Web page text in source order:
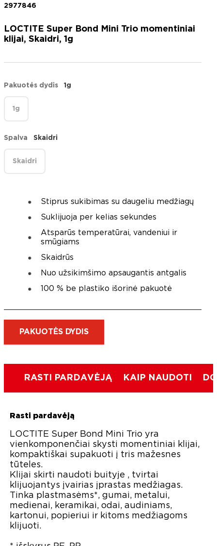
2977846
LOCTITE Super Bond Mini Trio momentiniai
klijai, Skaidri, 1g
Pakuotės dydis 1g
1g
Spalva Skaidri
Skaidri
Stiprus sukibimas su daugeliu medžiagų
Suklijuoja per kelias sekundes
Atsparūs temperatūrai, vandeniui ir
smūgiams
Skaidrūs
Nuo užsikimšimo apsaugantis antgalis
100 % be plastiko išorinė pakuotė
PAKUOTĖS DYDIS
RASTI PARDAVĖJĄ KAIP NAUDOTI
Rasti pardavėją
LOCTITE Super Bond Mini Trio yra
vienkomponenčiai skysti momentiniai klijai,
kompaktiškai supakuoti į tris mažesnes
tūteles.
Klijai skirti naudoti buityje , tvirtai
klijuojantys įvairias įprastas medžiagas.
Tinka plastmasėms*, gumai, metalui,
medienai, keramikai, odai, audiniams,
kartonui, popieriui ir kitoms medžiagoms
klijuoti.